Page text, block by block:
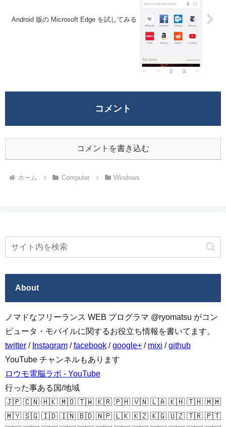
Android 版の Microsoft Edge を試してみる
コメント
コメントを書き込む
ホーム Computer Windows
About
ノマドなフリーランス WEB プログラマ @ryomatsu がコン
ピュータ・モバイルに関するお役立ち情報を書いてます。
twitter / Instagram /facebook /google+ / mixi /github
YouTube チャンネルもあります
ロウモ電脳ラボ - YouTube
行った事ある国/地域
🇯🇵 🇨🇳 🇭🇰 🇲🇴 🇹🇼 🇰🇷 🇵🇭 🇻🇳 🇱🇦 🇰🇭 🇹🇭 🇲🇲
🇲🇾 🇸🇬 🇮🇩 🇮🇳 🇧🇩 🇳🇵 🇱🇰 🇰🇿 🇰🇬 🇺🇿 🇹🇷 🇵🇹